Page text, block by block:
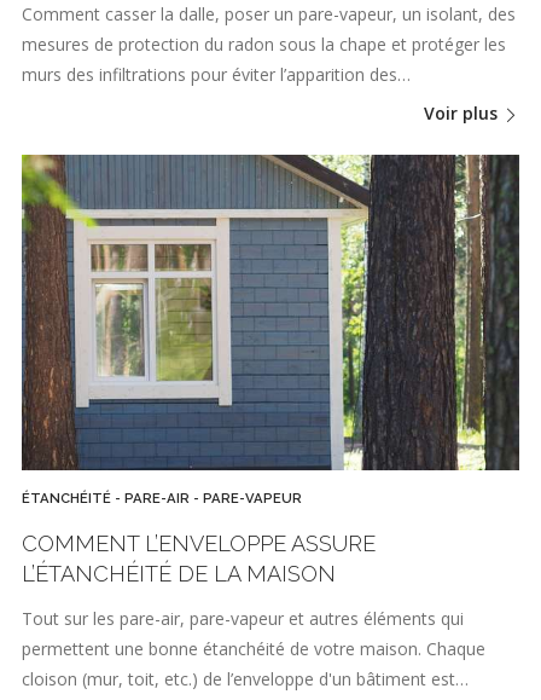
Comment casser la dalle, poser un pare-vapeur, un isolant, des
mesures de protection du radon sous la chape et protéger les
murs des infiltrations pour éviter l’apparition des…
Voir plus
ÉTANCHÉITÉ - PARE-AIR - PARE-VAPEUR
COMMENT L’ENVELOPPE ASSURE
L’ÉTANCHÉITÉ DE LA MAISON
Tout sur les pare-air, pare-vapeur et autres éléments qui
permettent une bonne étanchéité de votre maison. Chaque
cloison (mur, toit, etc.) de l’enveloppe d'un bâtiment est…